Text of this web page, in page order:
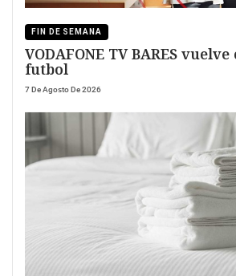
FIN DE SEMANA
VODAFONE TV BARES
futbol
7 De Agosto De 2026